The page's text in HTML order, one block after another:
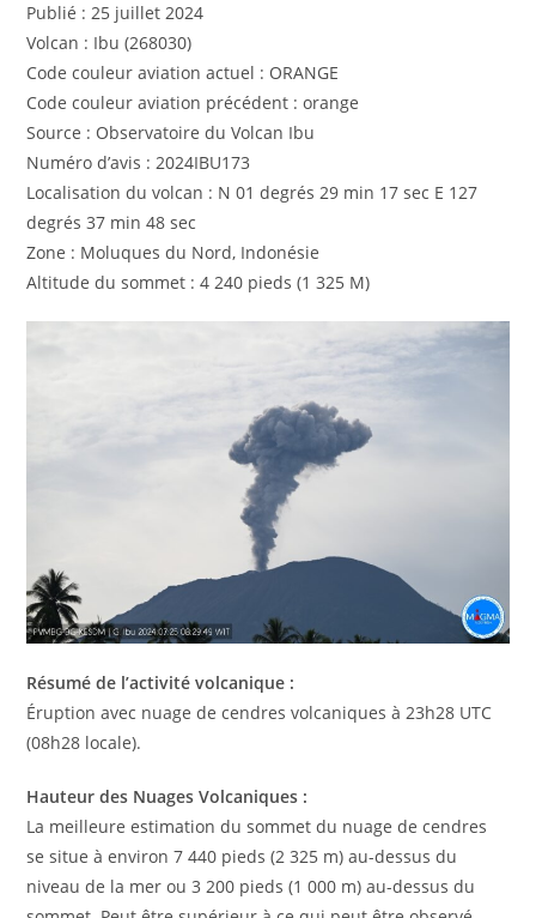
Publié : 25 juillet 2024
Volcan : Ibu (268030)
Code couleur aviation actuel : ORANGE
Code couleur aviation précédent : orange
Source : Observatoire du Volcan Ibu
Numéro d’avis : 2024IBU173
Localisation du volcan : N 01 degrés 29 min 17 sec E 127
degrés 37 min 48 sec
Zone : Moluques du Nord, Indonésie
Altitude du sommet : 4 240 pieds (1 325 M)
Résumé de l’activité volcanique :
Éruption avec nuage de cendres volcaniques à 23h28 UTC
(08h28 locale).
Hauteur des Nuages ​​Volcaniques :
La meilleure estimation du sommet du nuage de cendres
se situe à environ 7 440 pieds (2 325 m) au-dessus du
niveau de la mer ou 3 200 pieds (1 000 m) au-dessus du